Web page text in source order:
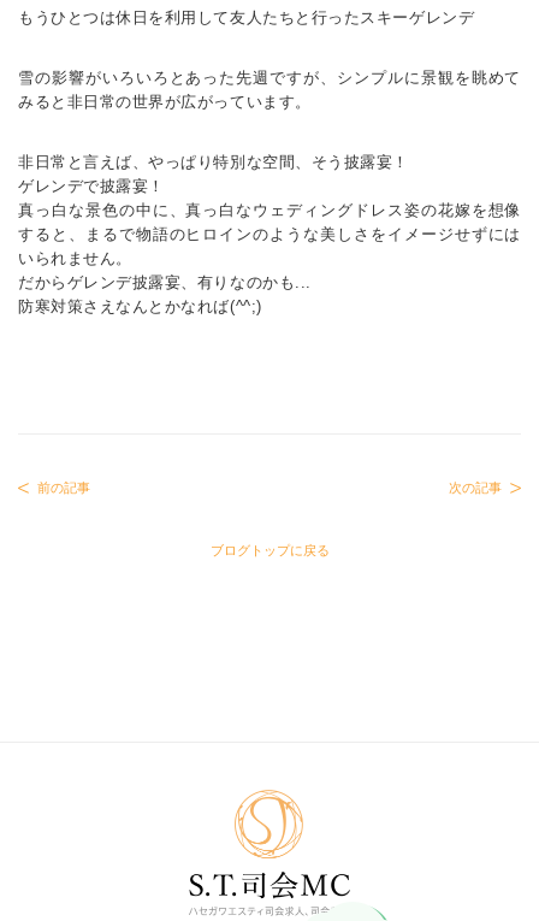
もうひとつは休日を利用して友人たちと行ったスキーゲレンデ
雪の影響がいろいろとあった先週ですが、シンプルに景観を眺めて
みると非日常の世界が広がっています。
非日常と言えば、やっぱり特別な空間、そう披露宴！
ゲレンデで披露宴！
真っ白な景色の中に、真っ白なウェディングドレス姿の花嫁を想像
すると、まるで物語のヒロインのような美しさをイメージせずには
いられません。
だからゲレンデ披露宴、有りなのかも...
防寒対策さえなんとかなれば(^^;)
前の記事
ブログトップに戻る
次の記事